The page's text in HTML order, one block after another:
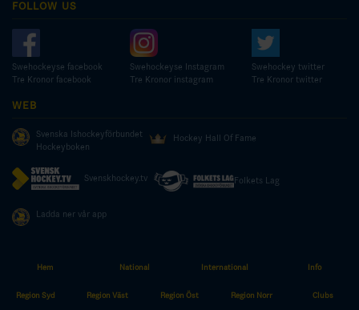
Hem National International Info
Region Syd Region Väst Region Öst Region Norr Clubs
FOLLOW US
Swehockeyse facebook
Tre Kronor facebook
Swehockeyse Instagram
Tre Kronor instagram
Swehockey twitter
Tre Kronor twitter
WEB
Svenska Ishockeyförbundet
Hockeyboken
Hockey Hall Of Fame
Svenskhockey.tv Folkets Lag
Ladda ner vår app